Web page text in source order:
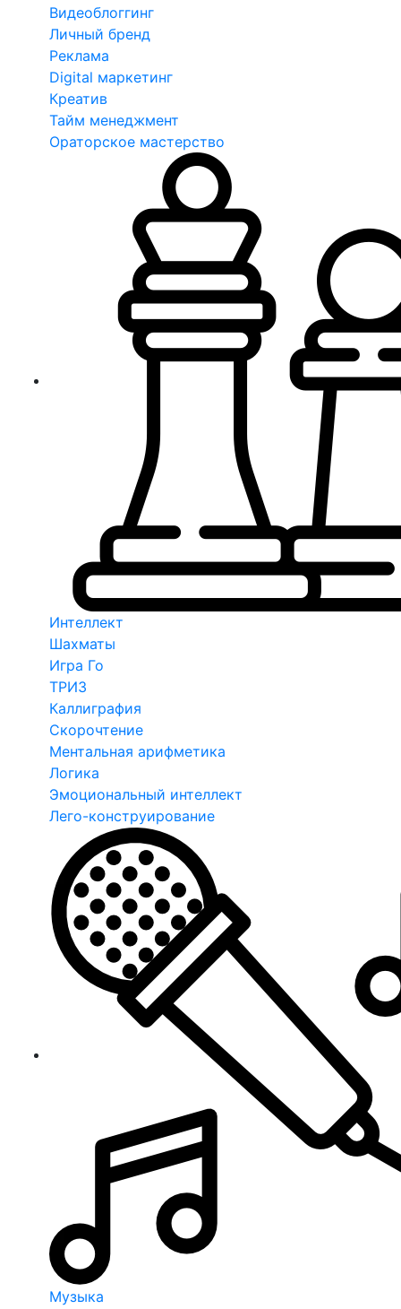
Видеоблоггинг
Личный бренд
Реклама
Digital маркетинг
Креатив
Тайм менеджмент
Ораторское мастерство
Интеллект
Шахматы
Игра Го
ТРИЗ
Каллиграфия
Скорочтение
Ментальная арифметика
Логика
Эмоциональный интеллект
Лего-конструирование
Музыка